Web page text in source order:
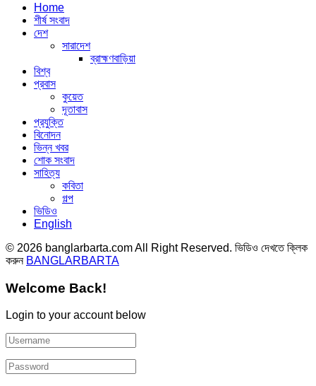
Home
শীর্ষ সংবাদ
দেশ
সারাদেশ
ব্রাহ্মণবাড়িয়া
বিশ্ব
প্রবাস
কুয়েত
দূতাবাস
প্রযুক্তি
বিনোদন
ভিন্ন খবর
শোক সংবাদ
সাহিত্য
কবিতা
গল্প
ভিডিও
English
© 2026 banglarbarta.com All Right Reserved. ভিডিও দেখতে ক্লিক
করুন BANGLARBARTA
Welcome Back!
Login to your account below